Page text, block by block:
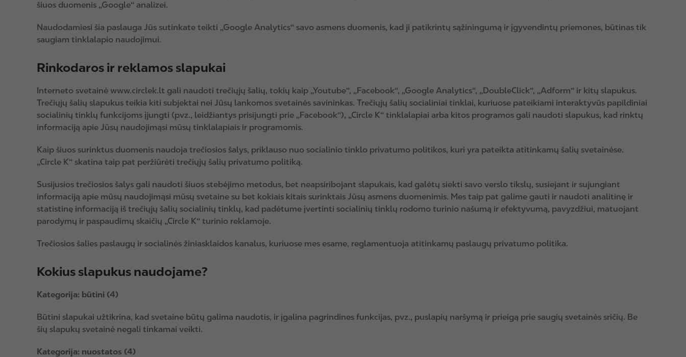
šiuos duomenis „Google“ analizei.
Naudodamiesi šia paslauga Jūs sutinkate teikti „Google Analytics“ savo asmens duomenis, kad ji patikrintų sąžiningumą ir įgyvendintų priemones, būtinas tik
saugiam tinklalapio naudojimui.
Rinkodaros ir reklamos slapukai
Interneto svetainė www.circlek.lt gali naudoti trečiųjų šalių, tokių kaip „Youtube“, „Facebook“, „Google Analytics“, „DoubleClick“, „Adform“ ir kitų slapukus.
Trečiųjų šalių slapukus teikia kiti subjektai nei Jūsų lankomos svetainės savininkas. Trečiųjų šalių socialiniai tinklai, kuriuose pateikiami interaktyvūs papildiniai
socialinių tinklų funkcijoms įjungti (pvz., leidžiantys prisijungti prie „Facebook“), „Circle K“ tinklalapiai arba kitos programos gali naudoti slapukus, kad rinktų
informaciją apie Jūsų naudojimąsi mūsų tinklalapiais ir programomis.
Kaip šiuos surinktus duomenis naudoja trečiosios šalys, priklauso nuo socialinio tinklo privatumo politikos, kuri yra pateikta atitinkamų šalių svetainėse.
„Circle K“ skatina taip pat peržiūrėti trečiųjų šalių privatumo politiką.
Susijusios trečiosios šalys gali naudoti šiuos stebėjimo metodus, bet neapsiribojant slapukais, kad galėtų siekti savo verslo tikslų, susiejant ir sujungiant
informaciją apie mūsų naudojimąsi mūsų svetaine su bet kokiais kitais surinktais Jūsų asmens duomenimis. Mes taip pat galime gauti ir naudoti analitinę ir
statistinę informaciją iš trečiųjų šalių socialinių tinklų, kad padėtume įvertinti socialinių tinklų rodomo turinio našumą ir efektyvumą, pavyzdžiui, matuojant
parodymų ir paspaudimų skaičių „Circle K“ turinio reklamoje.
Trečiosios šalies paslaugų ir socialinės žiniasklaidos kanalus, kuriuose mes esame, reglamentuoja atitinkamų paslaugų privatumo politika.
Kokius slapukus naudojame?
Kategorija: būtini (4)
Būtini slapukai užtikrina, kad svetaine būtų galima naudotis, ir įgalina pagrindines funkcijas, pvz., puslapių naršymą ir prieigą prie saugių svetainės sričių. Be
šių slapukų svetainė negali tinkamai veikti.
Kategorija: nuostatos (4)